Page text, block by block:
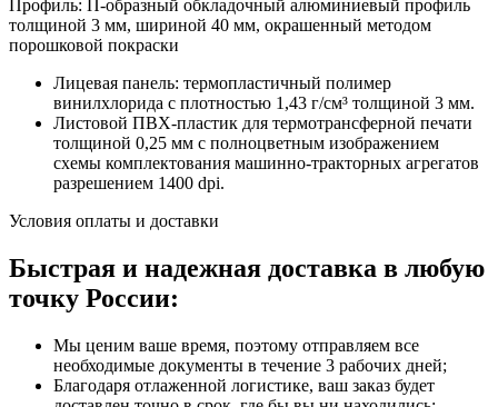
Профиль: П-образный обкладочный алюминиевый профиль
толщиной 3 мм, шириной 40 мм, окрашенный методом
порошковой покраски
Лицевая панель: термопластичный полимер
винилхлорида с плотностью 1,43 г/см³ толщиной 3 мм.
Листовой ПВХ-пластик для термотрансферной печати
толщиной 0,25 мм с полноцветным изображением
схемы комплектования машинно-тракторных агрегатов
разрешением 1400 dpi.
Условия оплаты и доставки
Быстрая и надежная доставка в любую
точку России:
Мы ценим ваше время, поэтому отправляем все
необходимые документы в течение 3 рабочих дней;
Благодаря отлаженной логистике, ваш заказ будет